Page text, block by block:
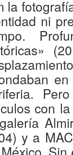
la
ni
con
y a